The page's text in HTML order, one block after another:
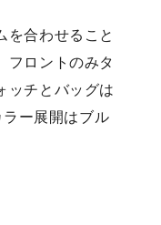
を合わせること
フロントのみタ
ッチとバッグは
ー展開はブル